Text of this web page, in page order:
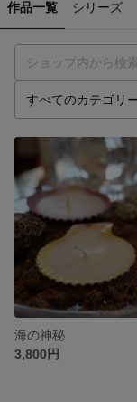
作品一覧 シリーズ
海の神秘
3,800円